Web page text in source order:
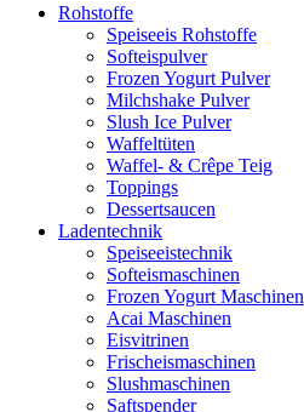
Rohstoffe
Speiseeis Rohstoffe
Softeispulver
Frozen Yogurt Pulver
Milchshake Pulver
Slush Ice Pulver
Waffeltüten
Waffel- & Crêpe Teig
Toppings
Dessertsaucen
Ladentechnik
Speiseeistechnik
Softeismaschinen
Frozen Yogurt Maschinen
Acai Maschinen
Eisvitrinen
Frischeismaschinen
Slushmaschinen
Saftspender